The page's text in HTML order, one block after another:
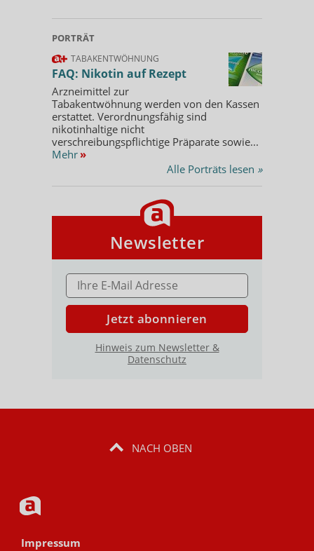
PORTRÄT
TABAKENTWÖHNUNG
FAQ: Nikotin auf Rezept
Arzneimittel zur
Tabakentwöhnung werden von den Kassen
erstattet. Verordnungsfähig sind
nikotinhaltige nicht
verschreibungspflichtige Präparate sowie...
Mehr »
Alle Porträts lesen »
Newsletter
E-MAIL ADRESSE
Jetzt abonnieren
Hinweis zum Newsletter &
Datenschutz
NACH OBEN
Impressum